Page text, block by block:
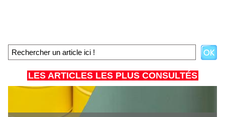
LES ARTICLES LES PLUS CONSULTÉS